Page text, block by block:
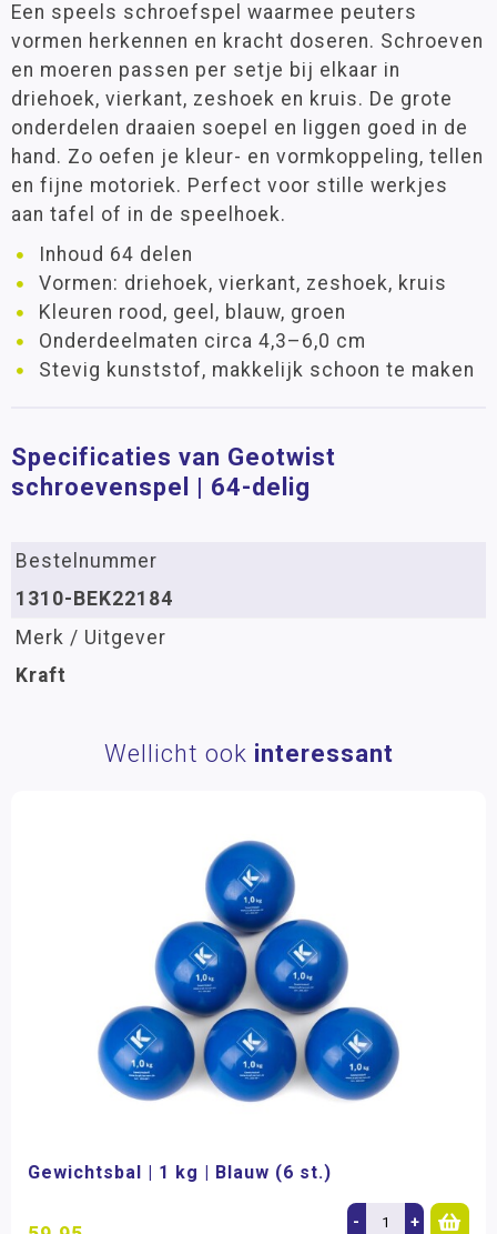
Een speels schroefspel waarmee peuters
vormen herkennen en kracht doseren. Schroeven
en moeren passen per setje bij elkaar in
driehoek, vierkant, zeshoek en kruis. De grote
onderdelen draaien soepel en liggen goed in de
hand. Zo oefen je kleur- en vormkoppeling, tellen
en fijne motoriek. Perfect voor stille werkjes
aan tafel of in de speelhoek.
Inhoud 64 delen
Vormen: driehoek, vierkant, zeshoek, kruis
Kleuren rood, geel, blauw, groen
Onderdeelmaten circa 4,3–6,0 cm
Stevig kunststof, makkelijk schoon te maken
Specificaties van Geotwist
schroevenspel | 64-delig
Bestelnummer
1310-BEK22184
Merk / Uitgever
Kraft
Wellicht ook interessant
Gewichtsbal | 1 kg | Blauw (6 st.)
- +